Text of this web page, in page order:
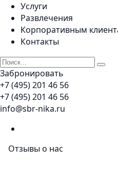
Услуги
Развлечения
Корпоративным
Контакты
Забронировать
+7 (495) 201 46 56
+7 (495) 201 46 56
info@sbr-nika.ru
Отзывы о нас